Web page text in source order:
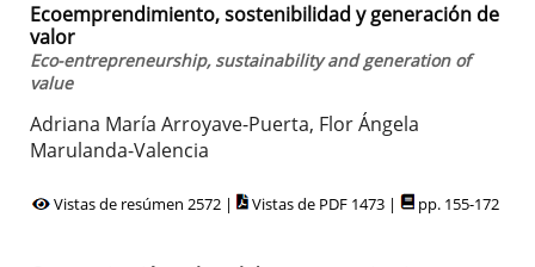
Ecoemprendimiento, sostenibilidad y generación de
valor
Eco-entrepreneurship, sustainability and generation of
value
Adriana María Arroyave-Puerta, Flor Ángela
Marulanda-Valencia
Vistas de resúmen 2572 | Vistas de PDF 1473 | pp. 155-172